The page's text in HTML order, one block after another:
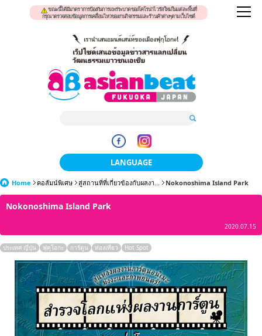
ขณะนี้ได้มีมาตราการป้องกันการแพร่ระบาดของโคโรน่าไวรัสใหม่ในแต่ละพื้นที่
กรุณาตรวจสอบข้อมูลการเคลื่อนไหวของงานกิจกรรมและร้านค้าต่างๆตามเว็บไซต์
LANGUAGE
日本語
English
ภาษาไทย
tiéng Viêt
Home คอลัมน์พิเศษ สู่สถานที่ที่เกี่ยวข้องกับผลงา... Nokonoshima Island Park
Nokonoshima Island Park
2020.07.15
ประเทศ ญี่ปุ่น ฟุคุโอกะ การ์ตูน ท่องเที่ยว Hot Spot